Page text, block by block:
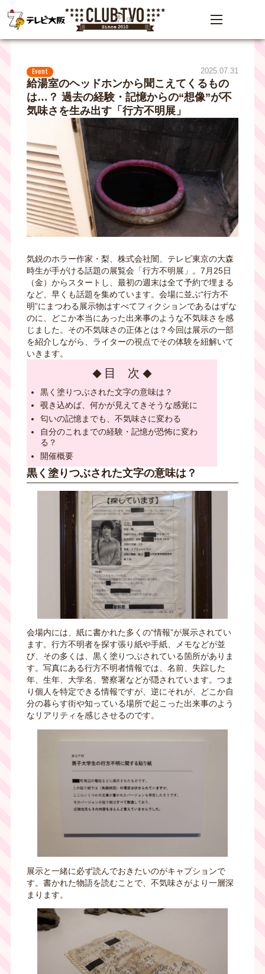
Event 2025.07.31
給湯室のヘッドホンから聞こえてくるもの
は…？ 過去の経験・記憶からの“想像”が不
気味さを生み出す「行方不明展」
気鋭のホラー作家・梨、株式会社闇、テレビ東京の大森
時生が手がける話題の展覧会「行方不明展」。7月25日
（金）からスタートし、最初の週末は全て予約で埋まる
など、早くも話題を集めています。会場に並ぶ“行方不
明”にまつわる展示物はすべてフィクションであるはずな
のに、どこか本当にあった出来事のような不気味さを感
じました。その不気味さの正体とは？今回は展示の一部
を紹介しながら、ライターの視点でその体験を紐解いて
いきます。
目 次
黒く塗りつぶされた文字の意味は？
覗き込めば、何かが見えてきそうな感覚に
匂いの記憶までも、不気味さに変わる
自分のこれまでの経験・記憶が恐怖に変わ
る？
開催概要
黒く塗りつぶされた文字の意味は？
会場内には、紙に書かれた多くの“情報”が展示されてい
ます。行方不明者を探す張り紙や手紙、メモなどが並
び、その多くは、黒く塗りつぶされている箇所がありま
す。写真にある行方不明者情報では、名前、失踪した
年、生年、大学名、警察署などが隠されています。つま
り個人を特定できる情報ですが、逆にそれが、どこか自
分の暮らす街や知っている場所で起こった出来事のよう
なリアリティを感じさせるのです。
展示と一緒に必ず読んでおきたいのがキャプションで
す。書かれた物語を読むことで、不気味さがより一層深
まります。